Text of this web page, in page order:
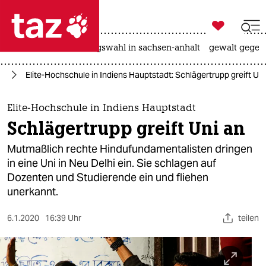
 taz zahl ich
taz zahl ich
themen
politik
öko
gesellschaft
kultur
sport

taz zahl ich
landtagswahl in sachsen-anhalt gewalt
Elite-Hochschule in Indiens Hauptstadt: Schlägertrupp greift
Elite-Hochschule in Indiens Hauptstadt
Schlägertrupp greift Uni an
Mutmaßlich rechte Hindufundamentalisten dringen
in eine Uni in Neu Delhi ein. Sie schlagen auf
Dozenten und Studierende ein und fliehen
unerkannt.
6.1.2020 16:39 Uhr teilen